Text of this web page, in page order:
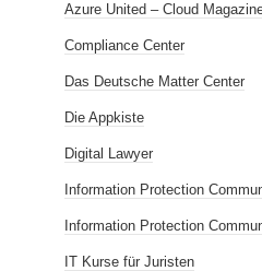
Azure United – Cloud
Compliance Center
Das Deutsche Matter Center
Die Appkiste
Digital Lawyer
Information Protection
Information Protection
IT Kurse für Juristen